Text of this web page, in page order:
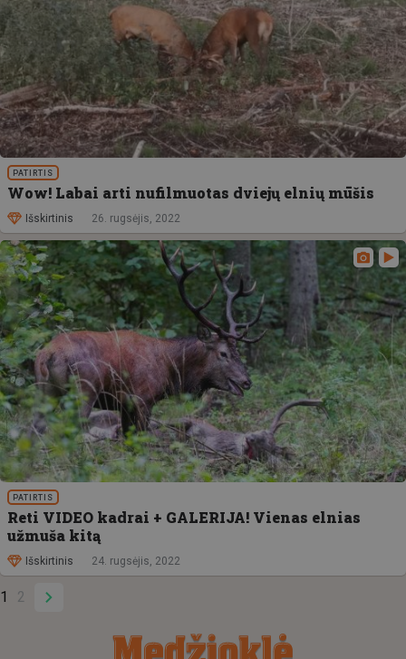
PATIRTIS
Wow! Labai arti nufilmuotas dviejų elnių mūšis
Išskirtinis 26. rugsėjis, 2022
PATIRTIS
Reti VIDEO kadrai + GALERIJA! Vienas elnias
užmuša kitą
Išskirtinis 24. rugsėjis, 2022
1 2